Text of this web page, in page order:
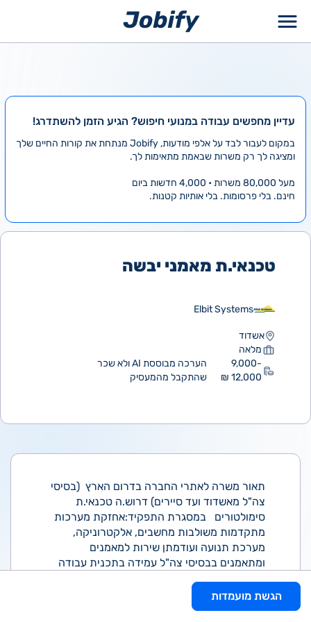
עדיין מחפשים עבודה במנועי חיפוש? הגיע הזמן להשתדרג!
במקום לעבור לבד על אלפי מודעות, Jobify מנתחת את קורות החיים שלך
ומציגה לך רק משרות שבאמת מתאימות לך.
מעל 80,000 משרות • 4,000 חדשות ביום
חינם. בלי פרסומות. בלי אותיות קטנות.
טכנאי.ת מאמני יבשה
Elbit Systems
אשדוד
מלאה
9,000-
12,000 ₪
הערכה מבוססת AI ולא שכר
שהתקבל מהמעסיק
תאור משרה לאתרי החברה בדרום הארץ (בסיסי
צה"ל מאשדוד ועד סיירים) דרוש.ה טכנאי.ת
סימולטורים במסגרת התפקיד:אחזקת מערכות
מתקדמות משולבות מחשבים, אלקטרוניקה,
מערכת תנועה ועודמתן שירות למאמנים
ומתאמנים בבסיסי צה"ל עמידה בתכנית עבודה
ביטחוניים ואזרחיים, עבודה לפי תכנית אחזקה
מונעת וחזויה, טיפול בתקלות, התקנות
הגשת מועמדות